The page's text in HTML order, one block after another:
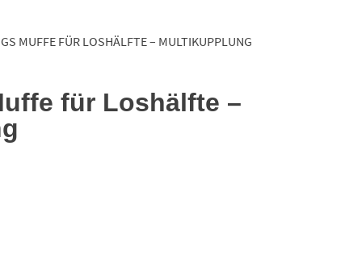
MUFFE FÜR LOSHÄLFTE – MULTIKUPPLUNG
für Loshälfte –